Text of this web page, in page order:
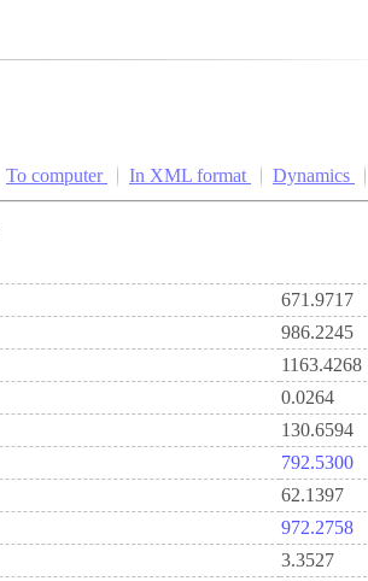
To computer In XML format Dynamics
671.9717
986.2245
1163.4268
0.0264
130.6594
792.5300
62.1397
972.2758
3.3527